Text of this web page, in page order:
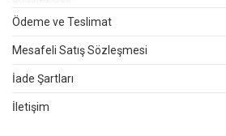
Ödeme ve Teslimat
Mesafeli Satış Sözleşmesi
İade Şartları
İletişim